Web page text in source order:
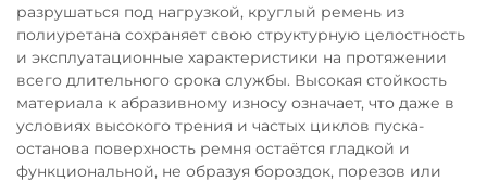
разрушаться под нагрузкой, круглый ремень из
полиуретана сохраняет свою структурную целостность
и эксплуатационные характеристики на протяжении
всего длительного срока службы. Высокая стойкость
материала к абразивному износу означает, что даже в
условиях высокого трения и частых циклов пуска-
останова поверхность ремня остаётся гладкой и
функциональной, не образуя бороздок, порезов или